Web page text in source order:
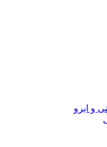
و ابرو